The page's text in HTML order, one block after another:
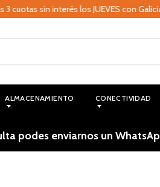
sin interés los JUEVES con Galicia a
ALMACENAMIENTO CONECTIVIDAD
podes enviarnos un